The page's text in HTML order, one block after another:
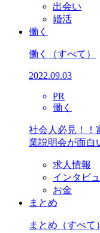
出会い
婚活
働く
働く （すべて）
2022.09.03
PR
働く
社会人必見！！
業説明会が面白
求人情報
インタビ
お金
まとめ
まとめ （すべて）